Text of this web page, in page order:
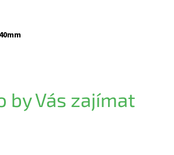
by Vás zajímat